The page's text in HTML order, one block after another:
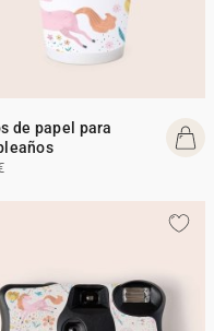
de papel para